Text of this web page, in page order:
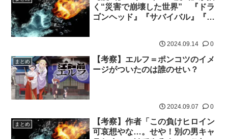
く“災害で崩壊した世界” 『ドラ
ゴンヘッド』『サバイバル』『望
2024.09.14 0
まとめ
【考察】エルフ＝ポンコツのイメ
ージがついたのは誰のせい？
2024.09.07 0
まとめ
【考察】作者「この負けヒロイン
可哀想やな…。せや！別の男キャ